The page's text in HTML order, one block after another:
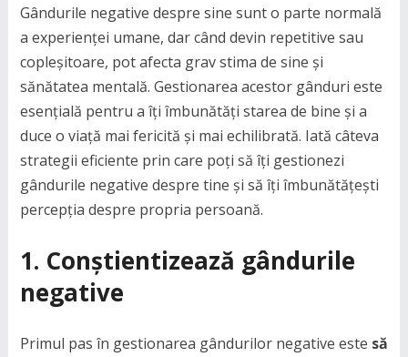
Gândurile negative despre sine sunt o parte normală
a experienței umane, dar când devin repetitive sau
copleșitoare, pot afecta grav stima de sine și
sănătatea mentală. Gestionarea acestor gânduri este
esențială pentru a îți îmbunătăți starea de bine și a
duce o viață mai fericită și mai echilibrată. Iată câteva
strategii eficiente prin care poți să îți gestionezi
gândurile negative despre tine și să îți îmbunătățești
percepția despre propria persoană.
1. Conștientizează gândurile
negative
Primul pas în gestionarea gândurilor negative este să